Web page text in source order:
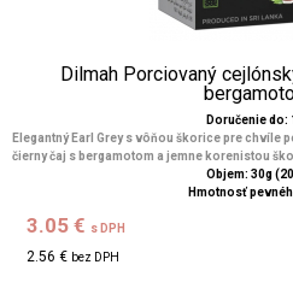
Dilmah Porciovaný
Doručenie do:
Elegantný Earl Grey s vôňou škorice pre chvíle
čierny čaj s bergamotom a jemne korenistou
Objem: 30g
Hmotnosť
3.05 € s DPH
2.56 € bez DPH